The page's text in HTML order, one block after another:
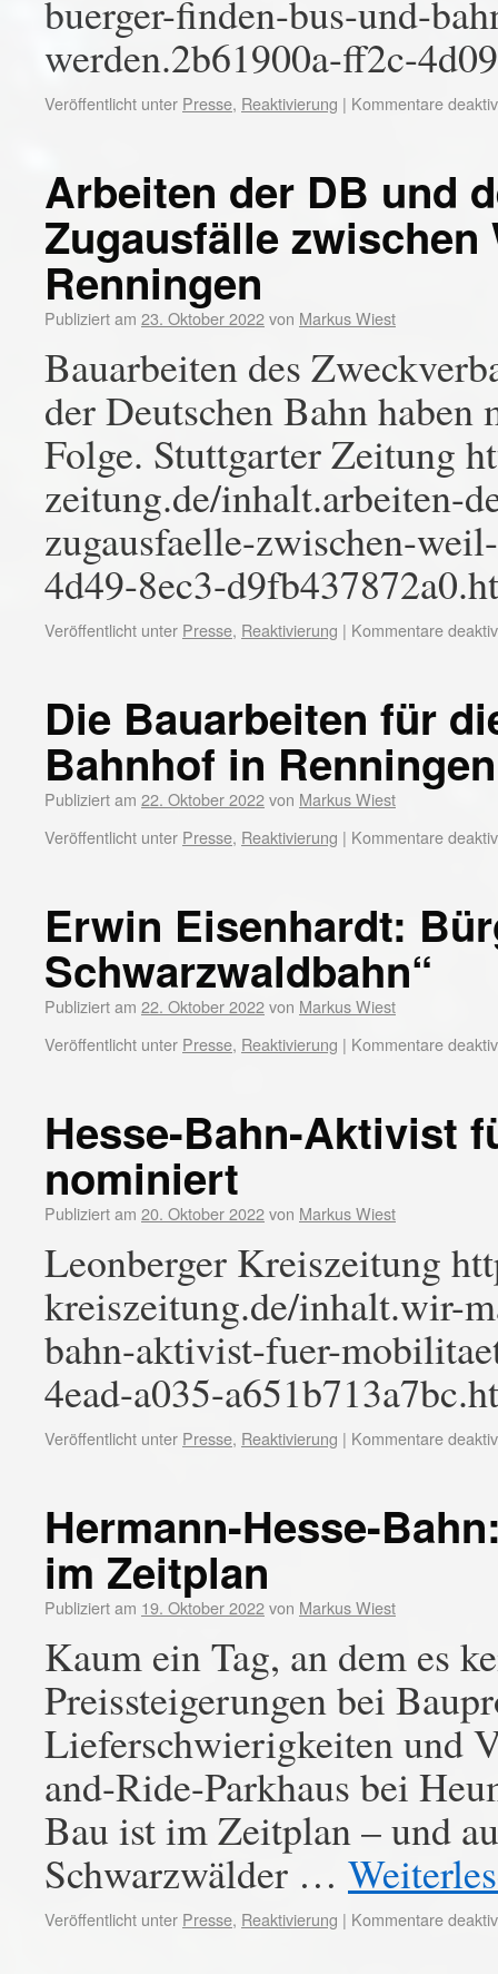
buerger-finden-bus-und-
werden.2b61900a-ff2c-
Veröffentlicht unter Presse, Reaktivierung | Kommentare
Arbeiten der DB und
Zugausfälle
Renningen
Publiziert am 23. Oktober 2022von Markus Wiest
Bauarbeiten des
der Deutschen Bahn
Folge. Stuttgarter Zeitung
zeitung.de/inhalt.arbeiten-
zugausfaelle-zwischen-
4d49-8ec3-
Veröffentlicht unter Presse, Reaktivierung | Kommentare
Die Bauarbeiten für
Bahnhof in
Publiziert am 22. Oktober 2022von Markus Wiest
Veröffentlicht unter Presse, Reaktivierung | Kommentare
Erwin Eisenhardt:
Schwarzwaldbahn“
Publiziert am 22. Oktober 2022von Markus Wiest
Veröffentlicht unter Presse, Reaktivierung | Kommentare
Hesse-Bahn-Aktivist
nominiert
Publiziert am 20. Oktober 2022von Markus Wiest
Leonberger Kreiszeitung
kreiszeitung.de/inhalt.wir-
bahn-aktivist-fuer-
4ead-a035-
Veröffentlicht unter Presse, Reaktivierung | Kommentare
Hermann-Hesse-
im Zeitplan
Publiziert am 19. Oktober 2022von Markus Wiest
Kaum ein Tag, an dem es
Preissteigerungen bei
Lieferschwierigkeiten und
and-Ride-Parkhaus bei
Bau ist im Zeitplan – und
Schwarzwälder …
Veröffentlicht unter Presse, Reaktivierung | Kommentare